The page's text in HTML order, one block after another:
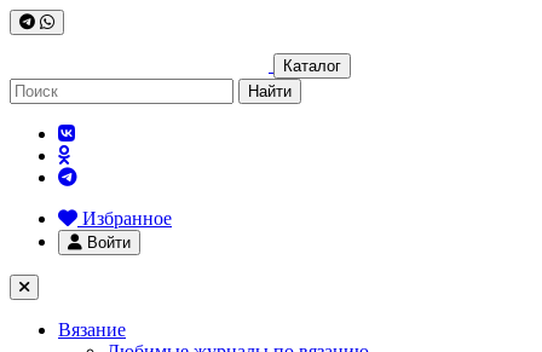
Каталог
Найти
Избранное
Войти
Вязание